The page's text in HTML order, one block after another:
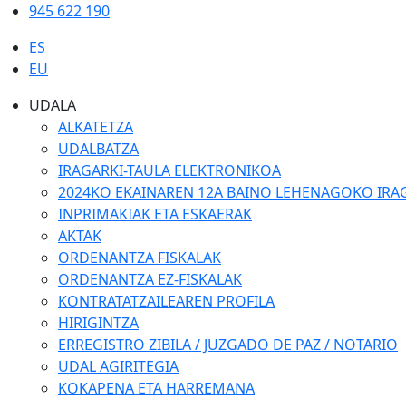
945 622 190
ES
EU
UDALA
ALKATETZA
UDALBATZA
IRAGARKI-TAULA ELEKTRONIKOA
2024KO EKAINAREN 12A BAINO LEHENAGOKO
INPRIMAKIAK ETA ESKAERAK
AKTAK
ORDENANTZA FISKALAK
ORDENANTZA EZ-FISKALAK
KONTRATATZAILEAREN PROFILA
HIRIGINTZA
ERREGISTRO ZIBILA / JUZGADO DE PAZ / NOTARIO
UDAL AGIRITEGIA
KOKAPENA ETA HARREMANA